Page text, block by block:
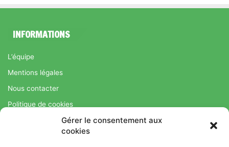
Gérer le consentement aux
cookies
INFORMATIONS
L’équipe
Mentions légales
Nous contacter
Politique de cookies
Régime Savoir Maigrir.fr : La méthode Jean-Michel Cohen pour
une perte de poids durable